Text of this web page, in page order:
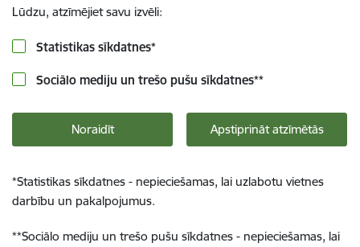
Lūdzu, atzīmējiet savu izvēli:
Statistikas sīkdatnes*
Sociālo mediju un trešo pušu sīkdatnes**
Noraidīt Apstiprināt atzīmētās
*Statistikas sīkdatnes - nepieciešamas, lai uzlabotu vietnes
darbību un pakalpojumus.
**Sociālo mediju un trešo pušu sīkdatnes - nepieciešamas, lai